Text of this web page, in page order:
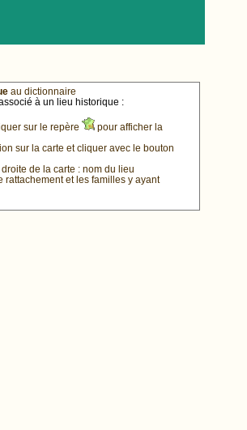
au dictionnaire
à un lieu historique :
sur le repère
pour afficher la
sur la carte et cliquer avec le bouton
de la carte : nom du lieu
rattachement et les familles y ayant